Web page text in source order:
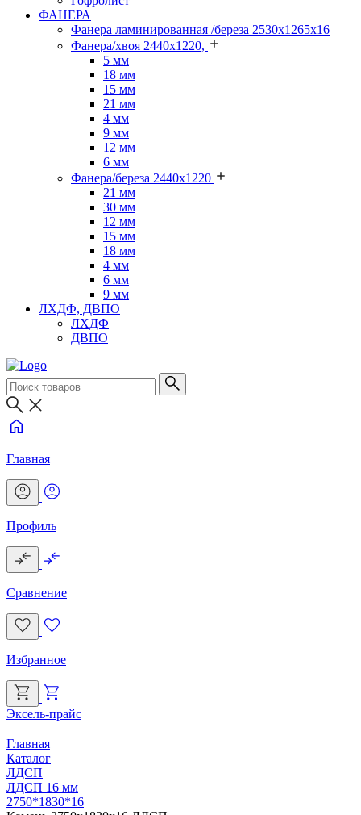
ФАНЕРА
Фанера ламинированная /береза 2530х1265х16
Фанера/хвоя 2440х1220,
5 мм
18 мм
15 мм
21 мм
4 мм
9 мм
12 мм
6 мм
Фанера/береза 2440х1220
21 мм
30 мм
12 мм
15 мм
18 мм
4 мм
6 мм
9 мм
ЛХДФ, ДВПО
ЛХДФ
ДВПО
Главная
Профиль
Сравнение
Избранное
Эксель-прайс
Главная
Каталог
ЛДСП
ЛДСП 16 мм
2750*1830*16